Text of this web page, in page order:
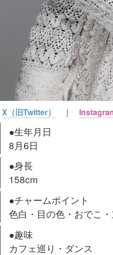
X（旧Twitter） ｜
●生年月日
8月6日
●身長
158cm
●チャームポイント
色白・目の色・おでこ
●趣味
カフェ巡り・ダンス